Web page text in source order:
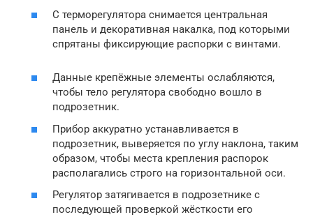
С терморегулятора снимается центральная
панель и декоративная накалка, под которыми
спрятаны фиксирующие распорки с винтами.
Данные крепёжные элементы ослабляются,
чтобы тело регулятора свободно вошло в
подрозетник.
Прибор аккуратно устанавливается в
подрозетник, выверяется по углу наклона, таким
образом, чтобы места крепления распорок
располагались строго на горизонтальной оси.
Регулятор затягивается в подрозетнике с
последующей проверкой жёсткости его